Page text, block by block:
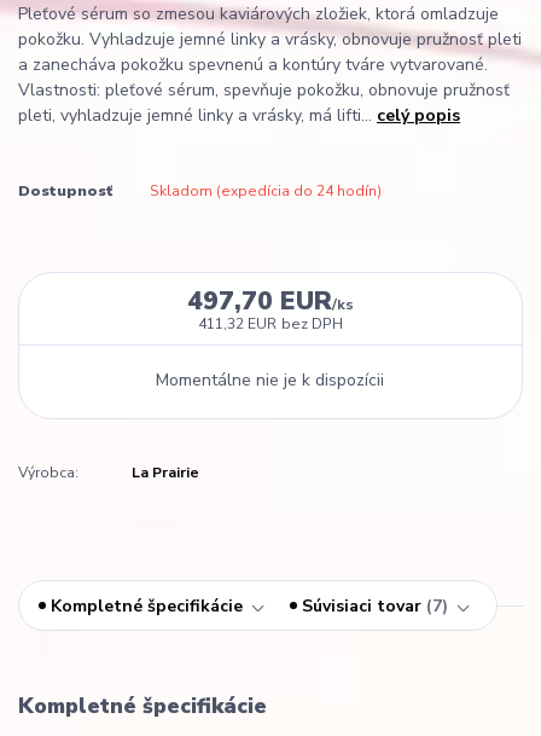
Pleťové sérum so zmesou kaviárových zložiek, ktorá omladzuje
pokožku. Vyhladzuje jemné linky a vrásky, obnovuje pružnosť pleti
a zanecháva pokožku spevnenú a kontúry tváre vytvarované.
Vlastnosti: pleťové sérum, spevňuje pokožku, obnovuje pružnosť
pleti, vyhladzuje jemné linky a vrásky, má lifti... celý popis
Dostupnosť Skladom (expedícia do 24 hodín)
497,70 EUR/ks
411,32 EUR bez DPH
Momentálne nie je k dispozícii
Výrobca: La Prairie
Kompletné špecifikácie Súvisiaci tovar 7
Kompletné špecifikácie